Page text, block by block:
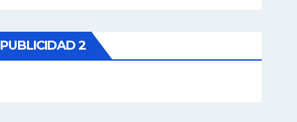
PUBLICIDAD 2